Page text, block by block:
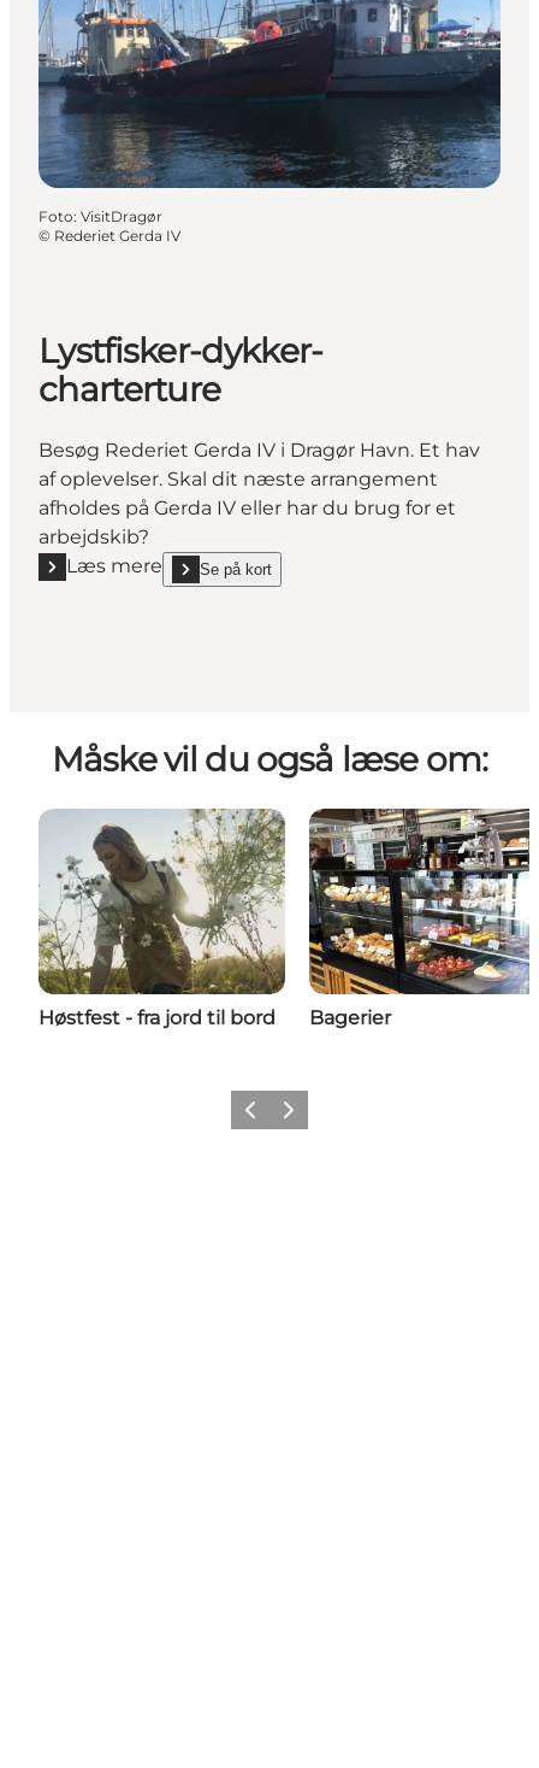
Foto: VisitDragør
© Rederiet Gerda IV
Lystfisker-dykker-
charterture
Besøg Rederiet Gerda IV i Dragør Havn. Et hav
af oplevelser. Skal dit næste arrangement
afholdes på Gerda IV eller har du brug for et
arbejdskib?
Læs mere
Læs mere "Lystfisker-dykker-charterture"
Se på kort
show Lystfisker-dykker-charterture on_map
Måske vil du også læse om:
Høstfest - fra jord til bord Bagerier
Forrige billede
Næste billede